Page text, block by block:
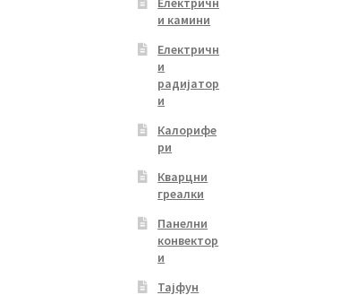
и камини
Електричн
и
радијатор
и
Калорифе
ри
Кварцни
греалки
Панелни
конвектор
и
Тајфун